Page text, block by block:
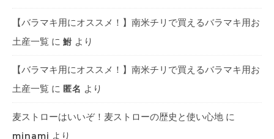
【バラマキ用にオススメ！】南米チリで買えるバラマキ用お
土産一覧 に 鮒 より
【バラマキ用にオススメ！】南米チリで買えるバラマキ用お
土産一覧 に 匿名 より
麦ストローはいいぞ！麦ストローの歴史と使い心地 に
minami より